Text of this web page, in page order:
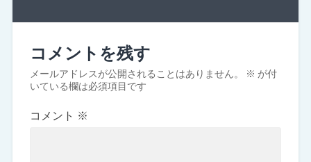
コメントを残す
メールアドレスが公開されることはありません。 ※ が付
いている欄は必須項目です
コメント ※